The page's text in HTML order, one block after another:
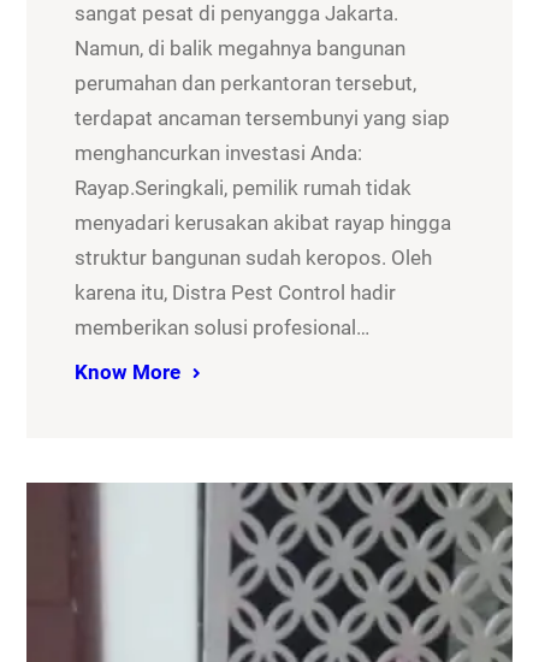
sangat pesat di penyangga Jakarta.
Namun, di balik megahnya bangunan
perumahan dan perkantoran tersebut,
terdapat ancaman tersembunyi yang siap
menghancurkan investasi Anda:
Rayap.Seringkali, pemilik rumah tidak
menyadari kerusakan akibat rayap hingga
struktur bangunan sudah keropos. Oleh
karena itu, Distra Pest Control hadir
memberikan solusi profesional…
Know More